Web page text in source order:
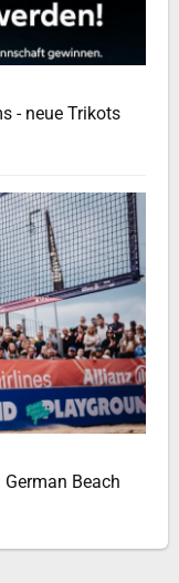
- neue Trikots
Beach